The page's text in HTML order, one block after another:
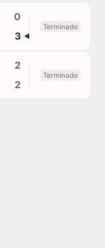
0
3
Terminado
2
2
Terminado